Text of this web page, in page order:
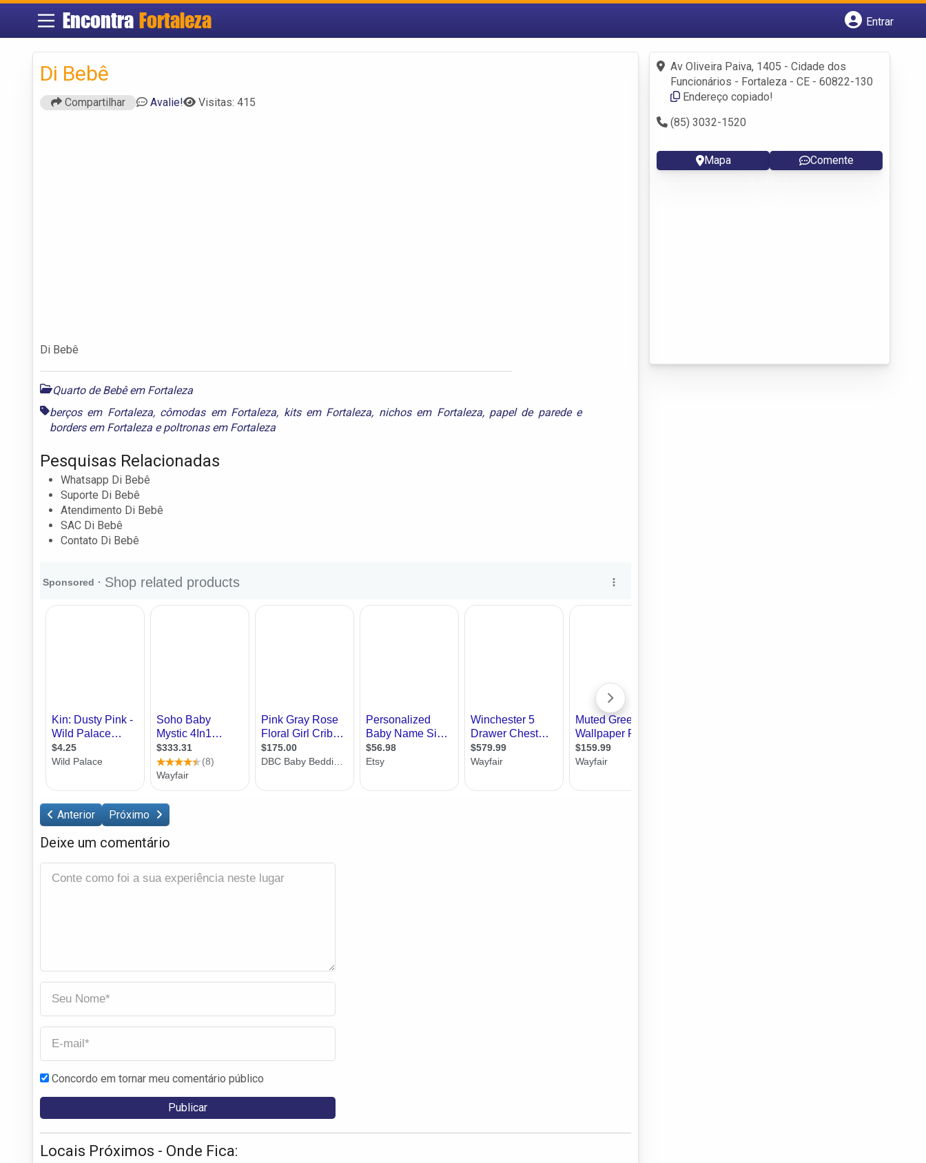
Encontra Fortaleza
Entrar
Fazer login
Criar conta
Di Bebê
Compartilhar Avalie! Visitas: 415
Di Bebê
Quarto de Bebê em Fortaleza
berços em Fortaleza, cômodas em Fortaleza, kits em Fortaleza, nichos em Fortaleza, papel de parede e
borders em Fortaleza epoltronas em Fortaleza
Pesquisas Relacionadas
Whatsapp Di Bebê
Suporte Di Bebê
Atendimento Di Bebê
SAC Di Bebê
Contato Di Bebê
Anterior Próximo
Deixe um comentário
Concordo em tornar meu comentário público
Locais Próximos - Onde Fica:
Av Oliveira Paiva, 1405 - Cidade dos
Funcionários - Fortaleza - CE - 60822-130
Endereço copiado!
(85) 3032-1520
Mapa Comente